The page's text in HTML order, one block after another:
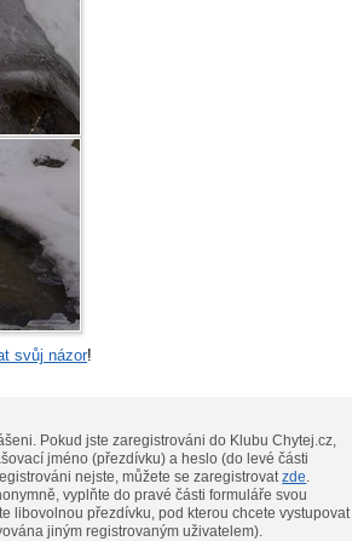
svůj názor!
Pokud jste zaregistrováni do Klubu Chytej.cz,
jméno (přezdívku) a heslo (do levé části
ještě registrováni nejste, můžete se zaregistrovatzde
vyplňte do pravé části formuláře svou
libovolnou přezdívku, pod kterou chcete vystupovat
jiným registrovaným uživatelem).